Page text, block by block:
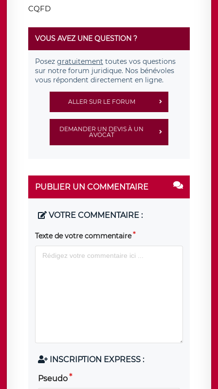
CQFD
VOUS AVEZ UNE QUESTION ?
Posez gratuitement toutes vos questions
sur notre forum juridique. Nos bénévoles
vous répondent directement en ligne.
ALLER SUR LE FORUM
DEMANDER UN DEVIS À UN
AVOCAT
PUBLIER UN COMMENTAIRE
VOTRE COMMENTAIRE :
Texte de votre commentaire
INSCRIPTION EXPRESS :
Pseudo